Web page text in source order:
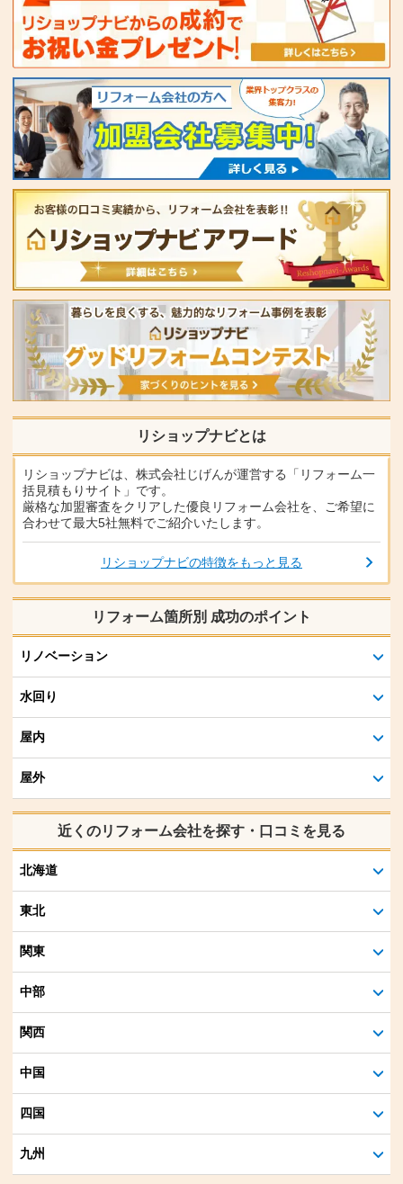
リショップナビとは
リショップナビは、株式会社じげんが運営する「リフォーム一
括見積もりサイト」です。
厳格な加盟審査をクリアした優良リフォーム会社を、ご希望に
合わせて最大5社無料でご紹介いたします。
リショップナビの特徴をもっと見る
リフォーム箇所別 成功のポイント
リノベーション
水回り
屋内
屋外
近くのリフォーム会社を探す・口コミを見る
北海道
東北
関東
中部
関西
中国
四国
九州